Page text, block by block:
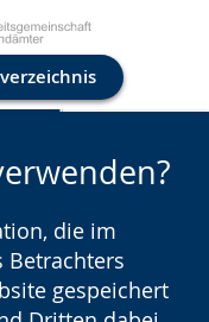
die im
Betrachters
gespeichert